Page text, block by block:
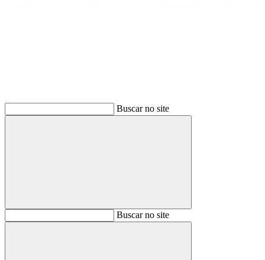
Buscar no site
BuscarBuscar no site